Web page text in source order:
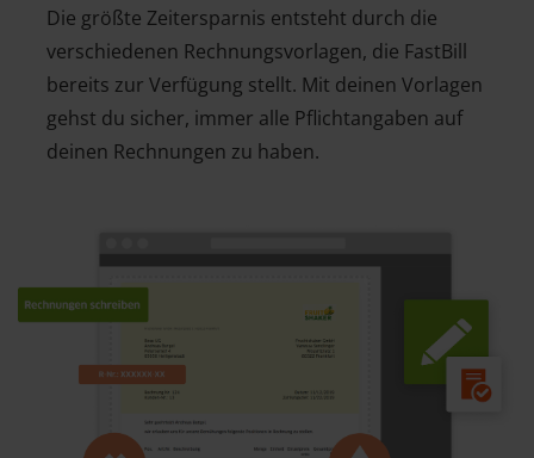
Die größte Zeitersparnis entsteht durch die
verschiedenen Rechnungsvorlagen, die FastBill
bereits zur Verfügung stellt. Mit deinen Vorlagen
gehst du sicher, immer alle Pflichtangaben auf
deinen Rechnungen zu haben.